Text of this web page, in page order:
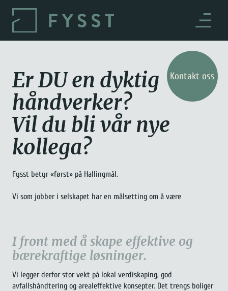
Er DU en dyktig
håndverker?
Vil du bli vår nye
kollega?
Fysst betyr «først» på Hallingmål.
Vi som jobber i selskapet har en målsetting om å være
I front med å skape effektive og
bærekraftige løsninger.
Vi legger derfor stor vekt på lokal verdiskaping, god
avfallshåndtering og arealeffektive konsepter. Det trengs boliger
Kontakt oss